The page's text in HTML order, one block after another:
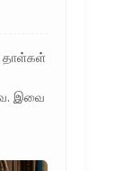
தாள்கள்
இவை